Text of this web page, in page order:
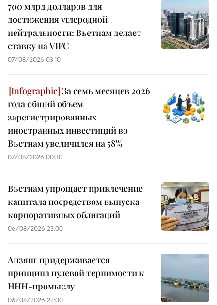
700 млрд долларов для
достижения углеродной
нейтральности: Вьетнам делает
ставку на VIFC
07/08/2026 03:10
За семь месяцев 2026
года общий объем
зарегистрированных
иностранных инвестиций во
Вьетнам увеличился на 58%
07/08/2026 00:30
Вьетнам упрощает привлечение
капитала посредством выпуска
корпоративных облигаций
06/08/2026 23:00
Анзянг придерживается
принципа нулевой терпимости к
ННН-промыслу
06/08/2026 22:00